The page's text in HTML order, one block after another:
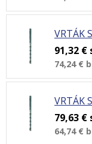
VRTÁK
91,32 €
74,24 €
VRTÁK
79,63 €
64,74 €